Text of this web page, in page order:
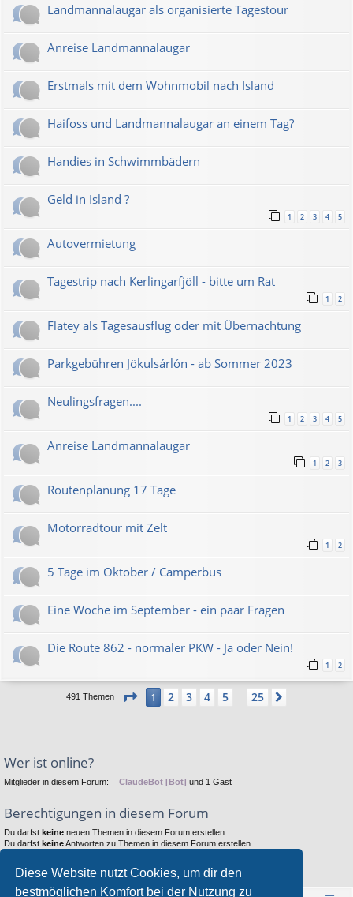
Diese Website nutzt Cookies, um dir den
bestmöglichen Komfort bei der Nutzung zu
Landmannalaugar als organisierte Tagestour
Anreise Landmannalaugar
Erstmals mit dem Wohnmobil nach Island
Haifoss und Landmannalaugar an einem Tag?
Handies in Schwimmbädern
Geld in Island ?
1 2 3 4 5
Autovermietung
Tagestrip nach Kerlingarfjöll - bitte um Rat
1 2
Flatey als Tagesausflug oder mit Übernachtung
Parkgebühren Jökulsárlón - ab Sommer 2023
Neulingsfragen....
1 2 3 4 5
Anreise Landmannalaugar
1 2 3
Routenplanung 17 Tage
Motorradtour mit Zelt
1 2
5 Tage im Oktober / Camperbus
Eine Woche im September - ein paar Fragen
Die Route 862 - normaler PKW - Ja oder Nein!
1 2
491 Themen Seite 1 von 25
1 2 3 4 5 25
Wer ist online?
Mitglieder in diesem Forum: ClaudeBot [Bot] und 1 Gast
Berechtigungen in diesem Forum
Du darfst keine neuen Themen in diesem Forum erstellen.
Du darfst keineAntworten zu Themen in diesem Forum erstellen.
Du darfstkeineDateianhänge in diesem Forum erstellen.